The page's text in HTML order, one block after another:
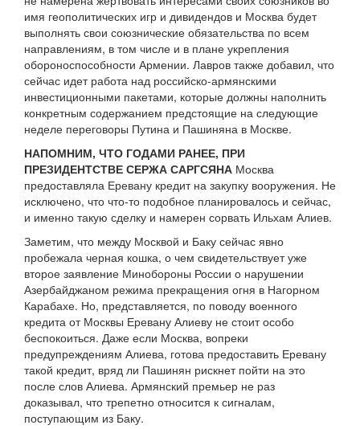
имя геополитических игр и дивидендов и Москва будет
выполнять свои союзнические обязательства по всем
направлениям, в том числе и в плане укрепления
обороноспособности Армении. Лавров также добавил, что
сейчас идет работа над российско-армянскими
инвестиционными пакетами, которые должны наполнить
конкретным содержанием предстоящие на следующие
неделе переговоры Путина и Пашиняна в Москве.
НАПОМНИМ, ЧТО ГОДАМИ РАНЕЕ, ПРИ
ПРЕЗИДЕНТСТВЕ СЕРЖА САРГСЯНА Москва
предоставляла Еревану кредит на закупку вооружения. Не
исключено, что что-то подобное планировалось и сейчас,
и именно такую сделку и намерен сорвать Ильхам Алиев.
Заметим, что между Москвой и Баку сейчас явно
пробежала черная кошка, о чем свидетельствует уже
второе заявление Минобороны России о нарушении
Азербайджаном режима прекращения огня в Нагорном
Карабахе. Но, представляется, по поводу военного
кредита от Москвы Еревану Алиеву не стоит особо
беспокоиться. Даже если Москва, вопреки
предупреждениям Алиева, готова предоставить Еревану
такой кредит, вряд ли Пашинян рискнет пойти на это
после слов Алиева. Армянский премьер не раз
доказывал, что трепетно относится к сигналам,
поступающим из Баку.